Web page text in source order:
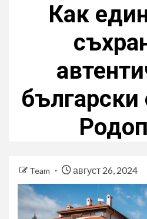
Как
български
Team август 26, 2024